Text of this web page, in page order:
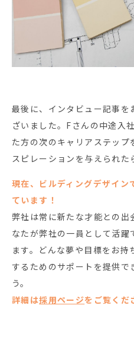
最後に、インタビュー記事
ざいました。Fさんの中途入
た方の次のキャリアステッ
スピレーションを与えられた
現在、ビルディングデザイン
ています！
弊社は常に新たな才能との出
なたが弊社の一員として活
ます。どんな夢や目標をお
するためのサポートを提供で
う。
詳細は採用ページをご覧くだ